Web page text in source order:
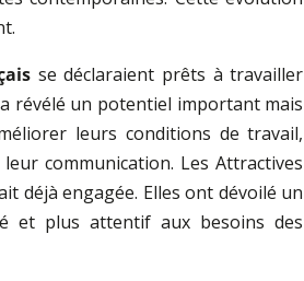
se déclaraient prêts à travailler
révélé un potentiel important mais
leurs conditions de travail,
communication. Les Attractives
déjà engagée. Elles ont dévoilé un
et plus attentif aux besoins des